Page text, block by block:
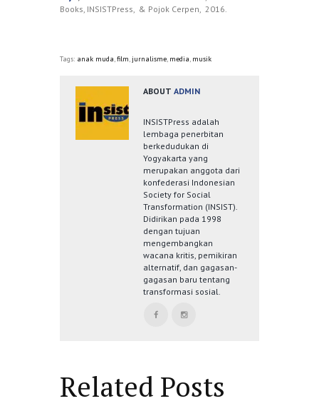
Books, INSISTPress, & Pojok Cerpen, 2016.
Tags: anak muda,film, jurnalisme, media, musik
ABOUTADMIN
INSISTPress adalah
lembaga penerbitan
berkedudukan di
Yogyakarta yang
merupakan anggota dari
konfederasi Indonesian
Society for Social
Transformation (INSIST).
Didirikan pada 1998
dengan tujuan
mengembangkan
wacana kritis, pemikiran
alternatif, dan gagasan-
gagasan baru tentang
transformasi sosial.
Related Posts